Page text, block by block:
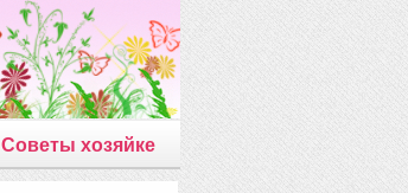
Советы хозяйке